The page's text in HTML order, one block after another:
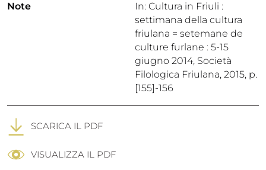
Note
In: Cultura in Friuli :
settimana della cultura
friulana = setemane de
culture furlane : 5-15
giugno 2014, Società
Filologica Friulana, 2015, p.
[155]-156
SCARICA IL PDF
VISUALIZZA IL PDF